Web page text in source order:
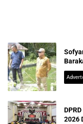
2026